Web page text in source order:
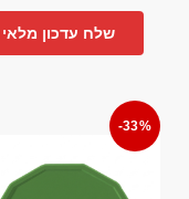
שלח עדכון מלאי
-33%